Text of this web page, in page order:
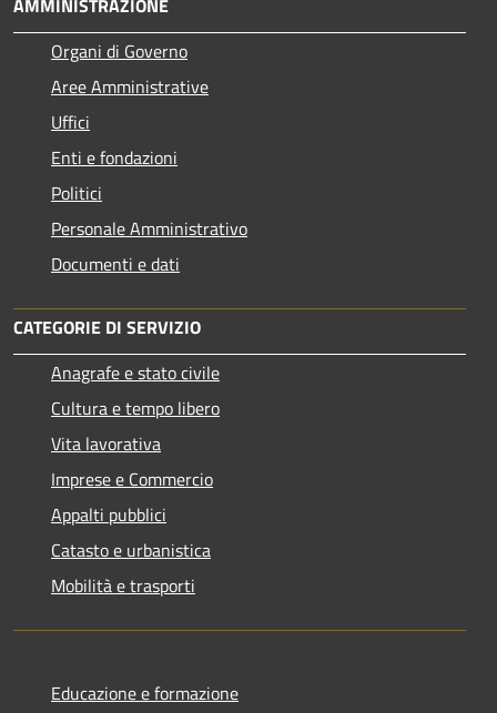
Organi di Governo
Aree Amministrative
Uffici
Enti e fondazioni
Politici
Personale Amministrativo
Documenti e dati
CATEGORIE DI SERVIZIO
Anagrafe e stato civile
Cultura e tempo libero
Vita lavorativa
Imprese e Commercio
Appalti pubblici
Catasto e urbanistica
Mobilità e trasporti
Educazione e formazione